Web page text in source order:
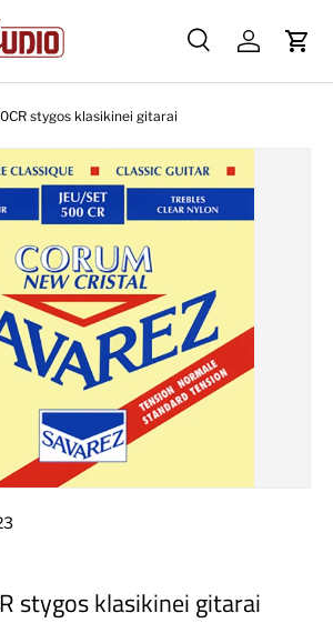
PaieškaPrisijungti
stygos klasikinei gitarai
information
stygos klasikinei gitarai